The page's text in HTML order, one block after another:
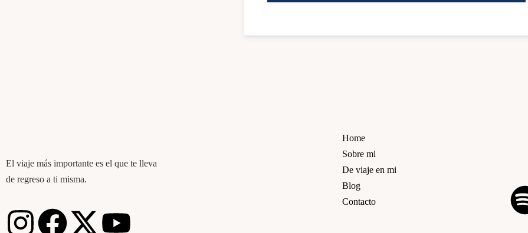
El viaje más importante es el que te lleva
de regreso a ti misma.
Home
Sobre mi
De viaje en mi
Blog
Contacto